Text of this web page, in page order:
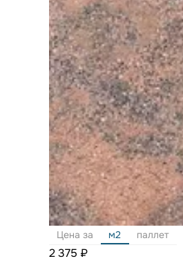
Цена за м2 паллет
2 375 ₽